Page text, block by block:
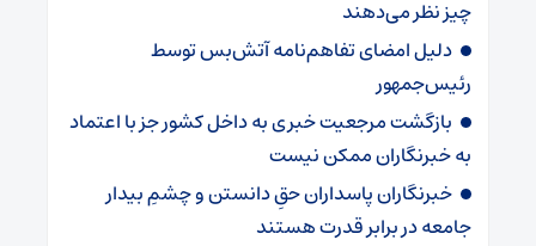
چیز نظر می‌دهند
دلیل امضای تفاهم‌نامه آتش‌بس توسط
رئیس‌جمهور
بازگشت مرجعیت خبری به داخل کشور جز با اعتماد
به خبرنگاران ممکن نیست
‏خبرنگاران پاسداران حقِ دانستن و چشمِ بیدار
جامعه در برابر قدرت هستند